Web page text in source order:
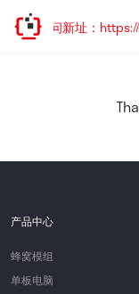
欢迎访问新址：
产品中心
蜂窝模组
单板电脑